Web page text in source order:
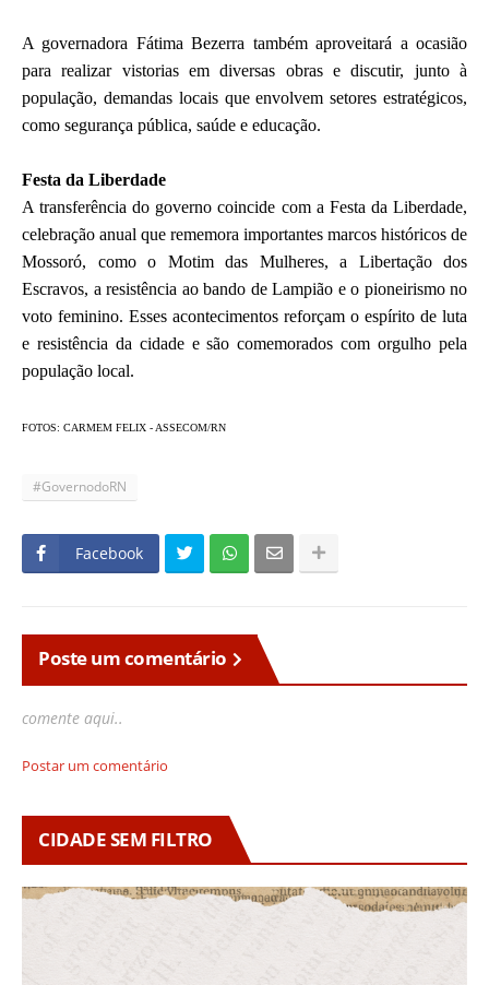
A governadora Fátima Bezerra também aproveitará a ocasião
para realizar vistorias em diversas obras e discutir, junto à
população, demandas locais que envolvem setores estratégicos,
como segurança pública, saúde e educação.
Festa da Liberdade
A transferência do governo coincide com a Festa da Liberdade,
celebração anual que rememora importantes marcos históricos de
Mossoró, como o Motim das Mulheres, a Libertação dos
Escravos, a resistência ao bando de Lampião e o pioneirismo no
voto feminino. Esses acontecimentos reforçam o espírito de luta
e resistência da cidade e são comemorados com orgulho pela
população local.
FOTOS: CARMEM FELIX - ASSECOM/RN
#GovernodoRN
Facebook
Poste um comentário
comente aqui..
Postar um comentário
CIDADE SEM FILTRO